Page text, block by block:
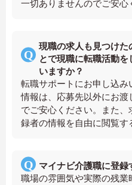
一切ありませんのでご安心
現職の求人も見つけた
とで現職に転職活動を
いますか？
転職サポートにお申し込み
情報は、応募先以外にお
でご安心ください。また
録者の情報を自由に閲覧す
マイナビ介護職に登録
職場の雰囲気や実際の残業